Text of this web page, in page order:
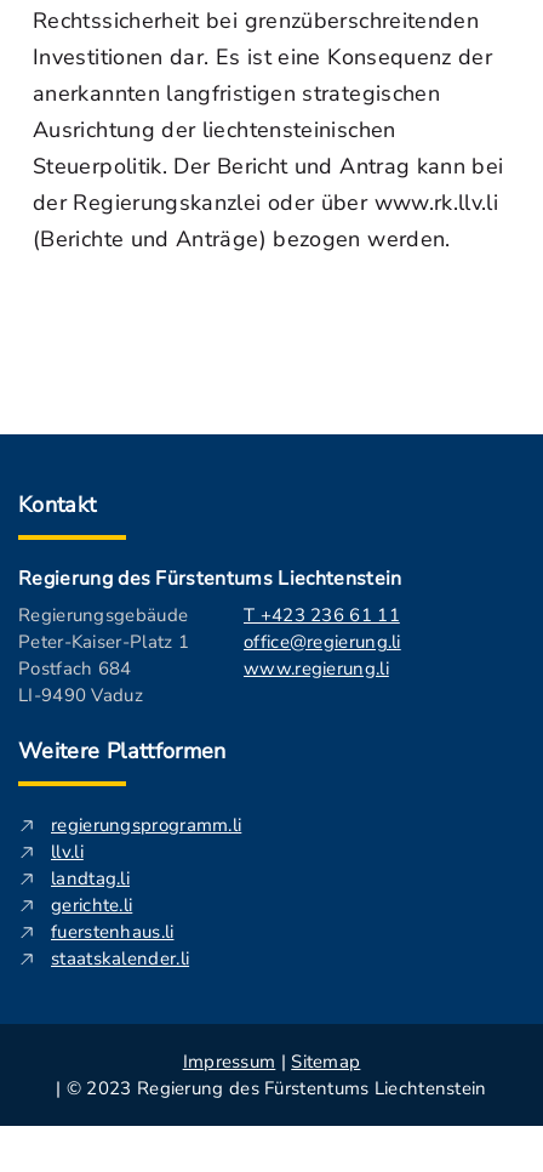
Rechtssicherheit bei grenzüberschreitenden
Investitionen dar. Es ist eine Konsequenz der
anerkannten langfristigen strategischen
Ausrichtung der liechtensteinischen
Steuerpolitik. Der Bericht und Antrag kann bei
der Regierungskanzlei oder über www.rk.llv.li
(Berichte und Anträge) bezogen werden.
Kontakt
Regierung des Fürstentums Liechtenstein
Regierungsgebäude
Peter-Kaiser-Platz 1
Postfach 684
LI-9490 Vaduz
T +423 236 61 11
office@regierung.li
www.regierung.li
Weitere Plattformen
regierungsprogramm.li
llv.li
landtag.li
gerichte.li
fuerstenhaus.li
staatskalender.li
Impressum | Sitemap
| © 2023 Regierung des Fürstentums Liechtenstein